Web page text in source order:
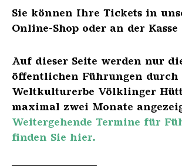
Sie können Ihre Tickets in
Online-Shop oder an der
Auf dieser Seite werden nur
öffentlichen Führungen durch
Weltkulturerbe Völklinger
maximal zwei Monate
Weitergehende Termine für
finden Sie hier.